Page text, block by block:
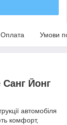
Оплата Умови
Санг Йонг
автомобіля
комфорт,